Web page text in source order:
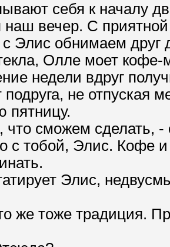
себя к началу
наш вечер. С
Элис обнимаем друг
Олле моет
недели вдруг
не отпуская
пятницу.
что сможем сделать,
с тобой, Элис. Кофе
Элис,
же тоже традиция.